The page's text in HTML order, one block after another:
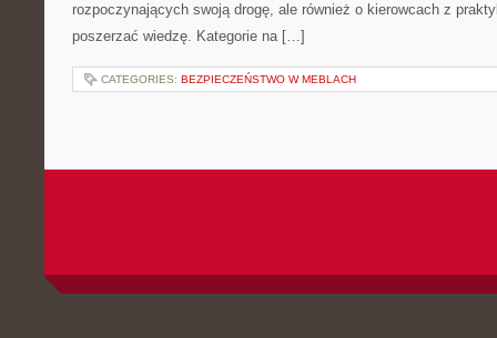
rozpoczynających swoją drogę, ale również o kierowcach z
poszerzać wiedzę. Kategorie na […]
CATEGORIES: BEZPIECZEŃSTWO W MEBLACH